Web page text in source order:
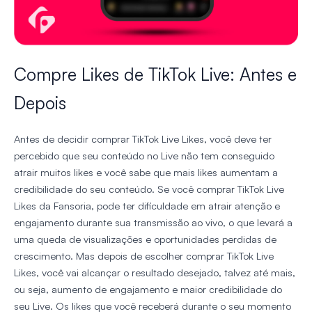
Compre Likes de TikTok Live: Antes e
Depois
Antes de decidir comprar TikTok Live Likes, você deve ter
percebido que seu conteúdo no Live não tem conseguido
atrair muitos likes e você sabe que mais likes aumentam a
credibilidade do seu conteúdo. Se você comprar TikTok Live
Likes da Fansoria, pode ter dificuldade em atrair atenção e
engajamento durante sua transmissão ao vivo, o que levará a
uma queda de visualizações e oportunidades perdidas de
crescimento. Mas depois de escolher comprar TikTok Live
Likes, você vai alcançar o resultado desejado, talvez até mais,
ou seja, aumento de engajamento e maior credibilidade do
seu Live. Os likes que você receberá durante o seu momento